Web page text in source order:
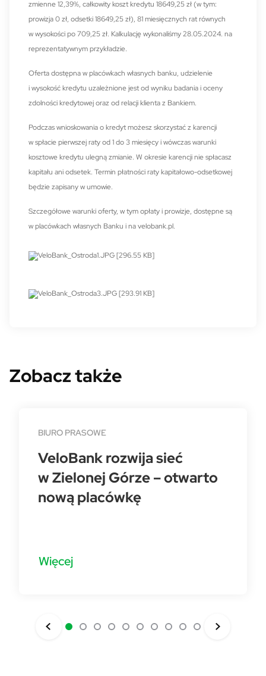
zmienne 12,39%, całkowity koszt kredytu 18649,25 zł (w tym:
prowizja 0 zł, odsetki 18649,25 zł), 81 miesięcznych rat równych
w wysokości po 709,25 zł. Kalkulację wykonaliśmy 28.05.2024. na
reprezentatywnym przykładzie.
Oferta dostępna w placówkach własnych banku, udzielenie
i wysokość kredytu uzależnione jest od wyniku badania i oceny
zdolności kredytowej oraz od relacji klienta z Bankiem.
Podczas wnioskowania o kredyt możesz skorzystać z karencji
w spłacie pierwszej raty od 1 do 3 miesięcy i wówczas warunki
kosztowe kredytu ulegną zmianie. W okresie karencji nie spłacasz
kapitału ani odsetek. Termin płatności raty kapitałowo-odsetkowej
będzie zapisany w umowie.
Szczegółowe warunki oferty, w tym opłaty i prowizje, dostępne są
w placówkach własnych Banku i na velobank.pl.
Zobacz także
BIURO PRASOWE
VeloBank rozwija sieć
w Zielonej Górze – otwarto
nową placówkę
Więcej